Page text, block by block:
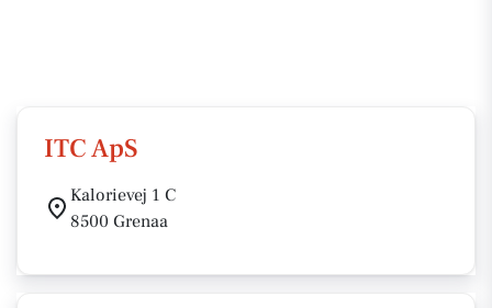
ITC ApS
Kalorievej 1 C
8500 Grenaa